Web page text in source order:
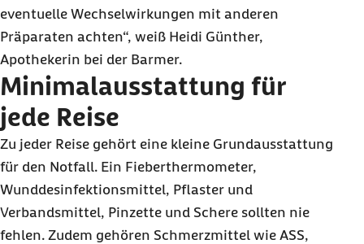
eventuelle Wechselwirkungen mit anderen
Präparaten achten“, weiß Heidi Günther,
Apothekerin bei der Barmer.
Minimalausstattung für
jede Reise
Zu jeder Reise gehört eine kleine Grundausstattung
für den Notfall. Ein Fieberthermometer,
Wunddesinfektionsmittel, Pflaster und
Verbandsmittel, Pinzette und Schere sollten nie
fehlen. Zudem gehören Schmerzmittel wie ASS,